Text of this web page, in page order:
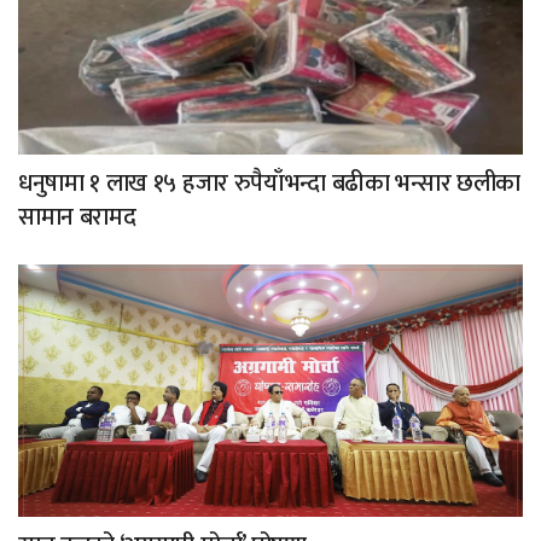
धनुषामा १ लाख १५ हजार रुपैयाँभन्दा बढीका भन्सार छलीका
सामान बरामद